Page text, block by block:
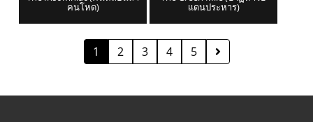
คนโหด) แดนประหาร)
1 2 3 4 5